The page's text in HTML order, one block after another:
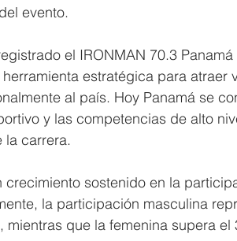
evento.
el IRONMAN 70.3
estratégica para atraer
al país. Hoy Panamá se
y las competencias de alto
la carrera.
sostenido en la
la participación masculina
que la femenina supera el